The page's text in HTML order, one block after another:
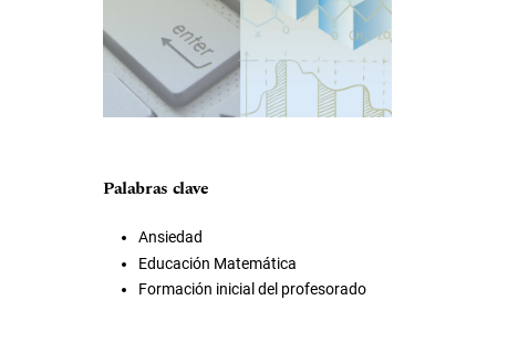
Palabras clave
Ansiedad
Educación Matemática
Formación inicial del profesorado